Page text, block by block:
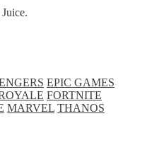
EPIC GAMES
FORTNITE
MARVEL THANOS